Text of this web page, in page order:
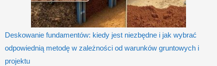
Deskowanie fundamentów: kiedy jest niezbędne i jak wybrać
odpowiednią metodę w zależności od warunków gruntowych i
projektu